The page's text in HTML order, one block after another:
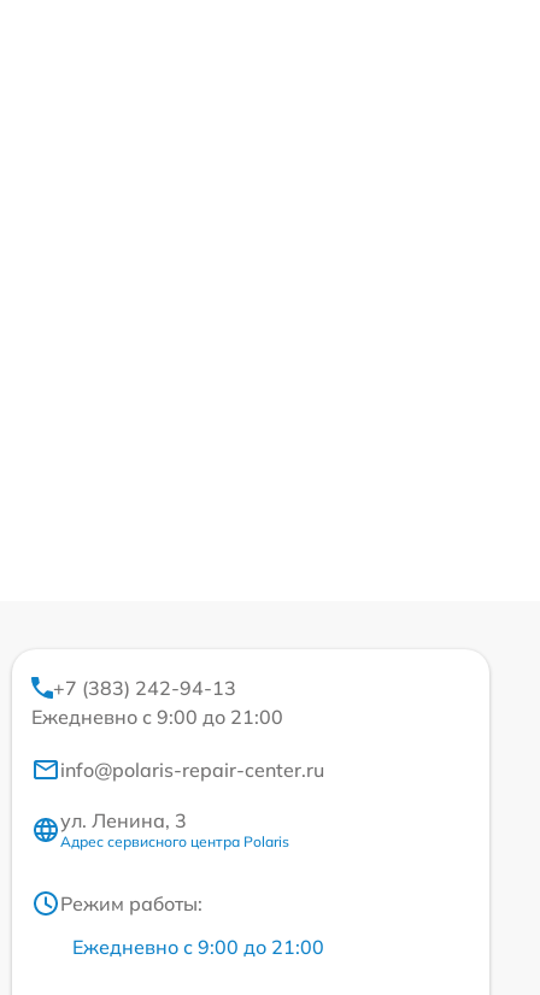
+7 (383) 242-94-13
Ежедневно с 9:00 до 21:00
info@polaris-repair-center.ru
ул. Ленина, 3
Адрес сервисного центра Polaris
Режим работы:
Ежедневно с 9:00 до 21:00